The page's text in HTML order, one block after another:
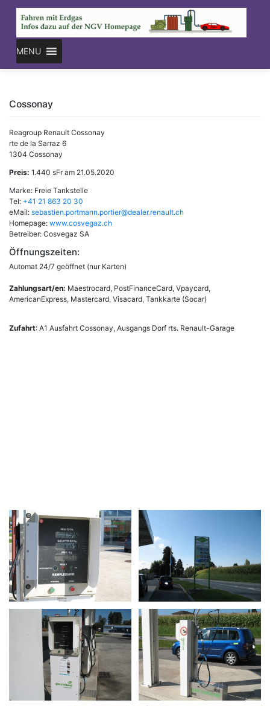
content
MENU
Cossonay
Reagroup Renault Cossonay
rte de la Sarraz 6
1304 Cossonay
Preis: 1.440 sFr am 21.05.2020
Marke: Freie Tankstelle
Tel: +41 21 863 20 30
eMail: sebastien.portmann.portier@dealer.renault.ch
Homepage: www.cosvegaz.ch
Betreiber: Cosvegaz SA
Öffnungszeiten:
Automat 24/7 geöffnet (nur Karten)
Zahlungsart/en: Maestrocard, PostFinanceCard, Vpaycard,
AmericanExpress, Mastercard, Visacard, Tankkarte (Socar)
Zufahrt: A1 Ausfahrt Cossonay, Ausgangs Dorf rts. Renault-Garage